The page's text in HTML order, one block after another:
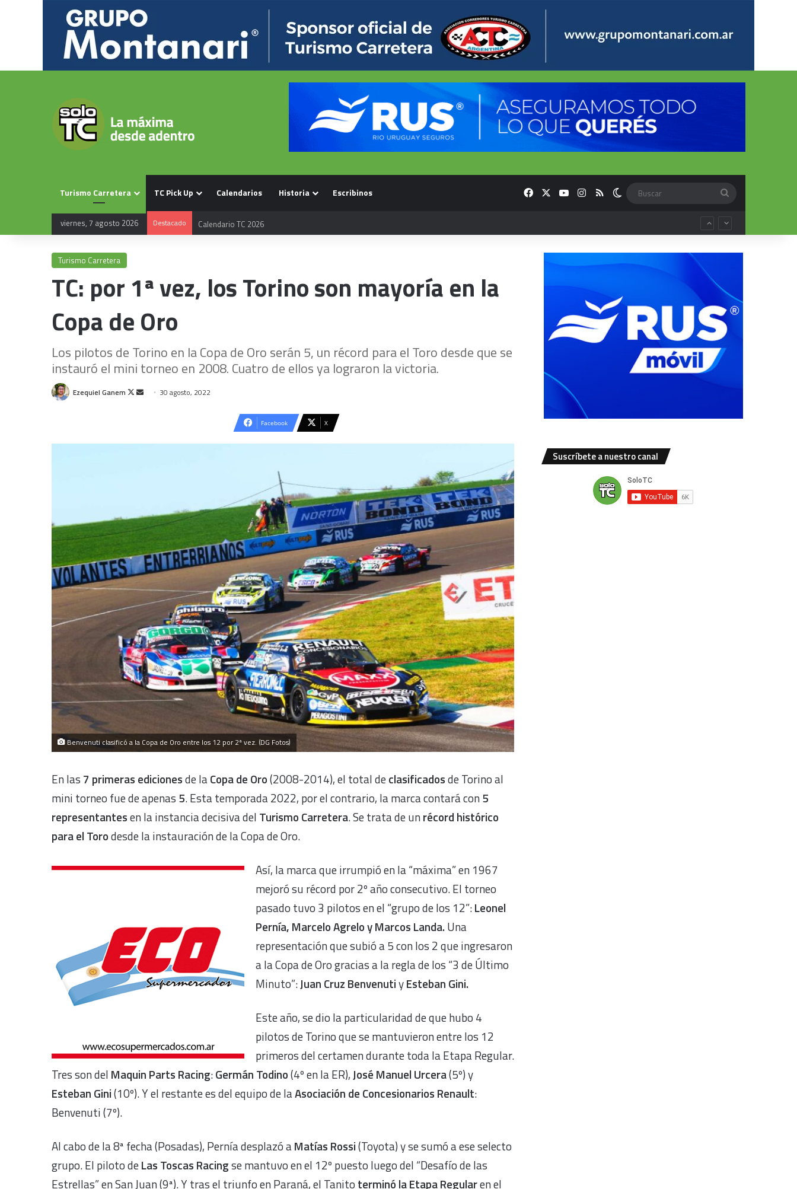
Turismo Carretera TC Pick Up Calendarios Historia Escribinos FacebookYouTubeInstagram
RSS Switch skin
viernes, 7 agosto 2026 Destacado Calendario TC 2026
Turismo Carretera
TC: por 1ª vez, los Torino son mayoría en la
Copa de Oro
Los pilotos de Torino en la Copa de Oro serán 5, un récord para el Toro desde que se
instauró el mini torneo en 2008. Cuatro de ellos ya lograron la victoria.
Ezequiel Ganem
Follow
Send 30 agosto, 2022
Facebook X
Benvenuti clasificó a la Copa de Oro entre los 12 por 2ª vez. (DG Fotos)
En las 7 primeras edicionesde laCopa de Oro(2008-2014), el total declasificadosde Torino al
mini torneo fue de apenas 5. Esta temporada 2022, por el contrario, la marca contará con5
representantesen la instancia decisiva del Turismo Carretera. Se trata de unrécord histórico
para el Torodesde la instauración de la Copa de Oro.
Así, la marca que irrumpió en la “máxima” en 1967
mejoró su récord por 2º año consecutivo. El torneo
pasado tuvo 3 pilotos en el “grupo de los 12”:Leonel
Pernía, Marcelo Agrelo y Marcos Landa. Una
representación que subió a 5 con los 2 que ingresaron
a la Copa de Oro gracias a la regla de los “3 de Último
Minuto”:Juan Cruz BenvenutiyEsteban Gini.
Este año, se dio la particularidad de que hubo 4
pilotos de Torino que se mantuvieron entre los 12
primeros del certamen durante toda la Etapa Regular.
Tres son del Maquin Parts Racing:Germán Todino(4º en la ER), José Manuel Urcera(5º) y
Esteban Gini(10º).Y el restante es del equipo de laAsociación de Concesionarios Renault:
Benvenuti (7º).
Al cabo de la 8ª fecha (Posadas), Pernía desplazó aMatías Rossi(Toyota) y se sumó a ese selecto
grupo. El piloto deLas Toscas Racingse mantuvo en el 12º puesto luego del “Desafío de las
Estrellas” en San Juan (9ª). Y tras el triunfo en Paraná, el Tanito terminó la Etapa Regularen el
Suscríbete a nuestro canal